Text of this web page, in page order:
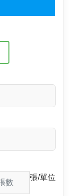
張/單位